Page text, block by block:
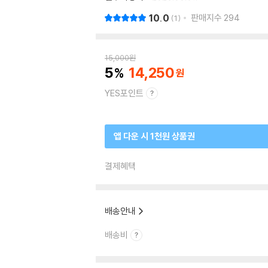
10.0 1 판매지수 294
15,000원
5 14,250
YES포인트
앱 다운 시 1천원 상품권
결제혜택
배송안내
배송비